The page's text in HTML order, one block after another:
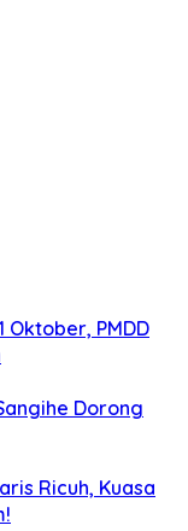
Oktober, PMDD
Dorong
Ricuh, Kuasa